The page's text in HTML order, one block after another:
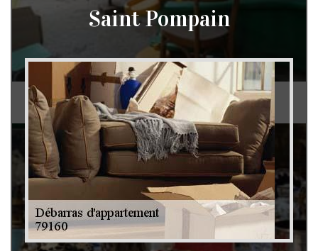
Débarras de grenier et cave 79
Saint Pompain